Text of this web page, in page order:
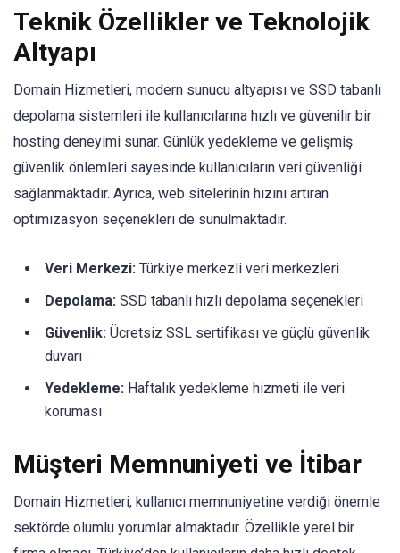
Teknik Özellikler ve Teknolojik
Altyapı
Domain Hizmetleri, modern sunucu altyapısı ve SSD tabanlı
depolama sistemleri ile kullanıcılarına hızlı ve güvenilir bir
hosting deneyimi sunar. Günlük yedekleme ve gelişmiş
güvenlik önlemleri sayesinde kullanıcıların veri güvenliği
sağlanmaktadır. Ayrıca, web sitelerinin hızını artıran
optimizasyon seçenekleri de sunulmaktadır.
Veri Merkezi: Türkiye merkezli veri merkezleri
Depolama: SSD tabanlı hızlı depolama seçenekleri
Güvenlik: Ücretsiz SSL sertifikası ve güçlü güvenlik
duvarı
Yedekleme: Haftalık yedekleme hizmeti ile veri
koruması
Müşteri Memnuniyeti ve İtibar
Domain Hizmetleri, kullanıcı memnuniyetine verdiği önemle
sektörde olumlu yorumlar almaktadır. Özellikle yerel bir